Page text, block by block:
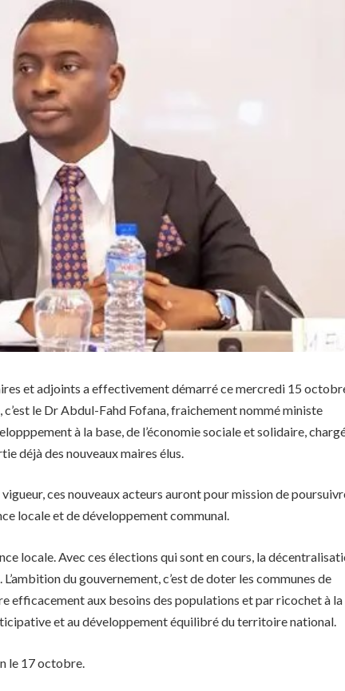
et adjoints a effectivement démarré ce mercredi 15
le Dr Abdul-Fahd Fofana, fraichement nommé ministe
à la base, de l’économie sociale et solidaire,
déjà des nouveaux maires élus.
ces nouveaux acteurs auront pour mission de
locale et de développement communal.
locale. Avec ces élections qui sont en cours, la
du gouvernement, c’est de doter les communes de
efficacement aux besoins des populations et par ricochet à la
et au développement équilibré du territoire national.
le 17 octobre.